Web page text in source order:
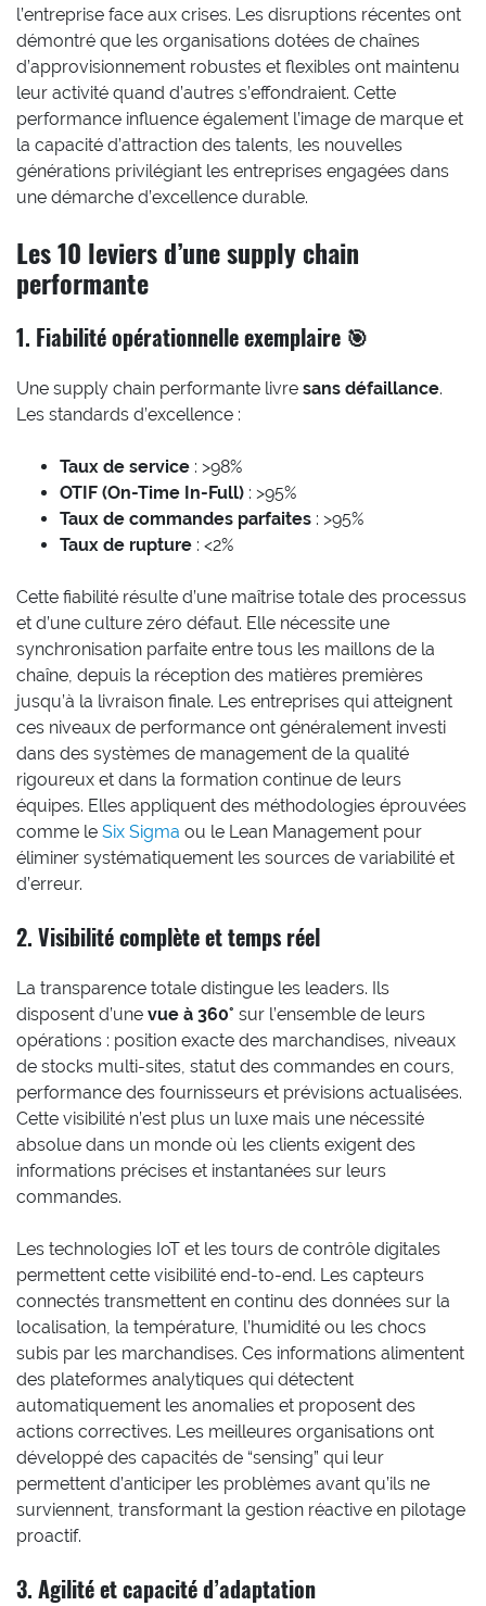
l’entreprise face aux crises. Les disruptions récentes ont
démontré que les organisations dotées de chaînes
d’approvisionnement robustes et flexibles ont maintenu
leur activité quand d’autres s’effondraient. Cette
performance influence également l’image de marque et
la capacité d’attraction des talents, les nouvelles
générations privilégiant les entreprises engagées dans
une démarche d’excellence durable.
Les 10 leviers d’une supply chain
performante
1. Fiabilité opérationnelle exemplaire 🎯
Une supply chain performante livre sans défaillance.
Les standards d’excellence :
Taux de service : >98%
OTIF (On-Time In-Full) : >95%
Taux de commandes parfaites : >95%
Taux de rupture : <2%
Cette fiabilité résulte d’une maîtrise totale des processus
et d’une culture zéro défaut. Elle nécessite une
synchronisation parfaite entre tous les maillons de la
chaîne, depuis la réception des matières premières
jusqu’à la livraison finale. Les entreprises qui atteignent
ces niveaux de performance ont généralement investi
dans des systèmes de management de la qualité
rigoureux et dans la formation continue de leurs
équipes. Elles appliquent des méthodologies éprouvées
comme le Six Sigma ou le Lean Management pour
éliminer systématiquement les sources de variabilité et
d’erreur.
2. Visibilité complète et temps réel
La transparence totale distingue les leaders. Ils
disposent d’une vue à 360° sur l’ensemble de leurs
opérations : position exacte des marchandises, niveaux
de stocks multi-sites, statut des commandes en cours,
performance des fournisseurs et prévisions actualisées.
Cette visibilité n’est plus un luxe mais une nécessité
absolue dans un monde où les clients exigent des
informations précises et instantanées sur leurs
commandes.
Les technologies IoT et les tours de contrôle digitales
permettent cette visibilité end-to-end. Les capteurs
connectés transmettent en continu des données sur la
localisation, la température, l’humidité ou les chocs
subis par les marchandises. Ces informations alimentent
des plateformes analytiques qui détectent
automatiquement les anomalies et proposent des
actions correctives. Les meilleures organisations ont
développé des capacités de “sensing” qui leur
permettent d’anticiper les problèmes avant qu’ils ne
surviennent, transformant la gestion réactive en pilotage
proactif.
3. Agilité et capacité d’adaptation